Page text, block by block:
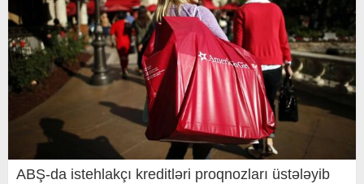
ABŞ-da istehlakçı kreditləri proqnozları üstələyib